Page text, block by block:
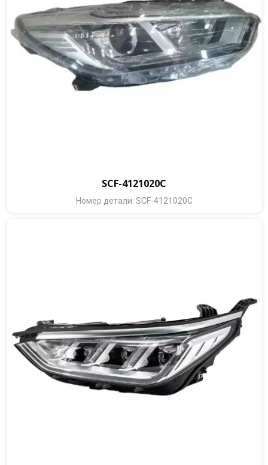
SCF-4121020C
Номер детали: SCF-4121020C